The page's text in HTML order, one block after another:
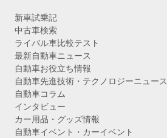
新車試乗記
中古車検索
ライバル車比較テスト
最新自動車ニュース
自動車お役立ち情報
自動車先進技術・テクノロジーニュース
自動車コラム
インタビュー
カー用品・グッズ情報
自動車イベント・カーイベント